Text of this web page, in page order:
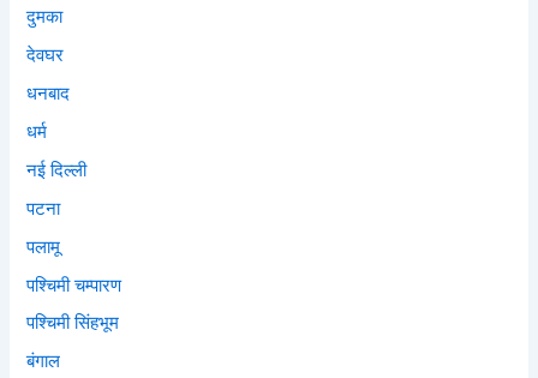
दुमका
देवघर
धनबाद
धर्म
नई दिल्ली
पटना
पलामू
पश्चिमी चम्पारण
पश्चिमी सिंहभूम
बंगाल